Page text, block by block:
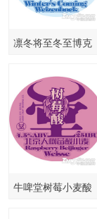
凛冬将至冬至博克
牛啤堂树莓小麦酸